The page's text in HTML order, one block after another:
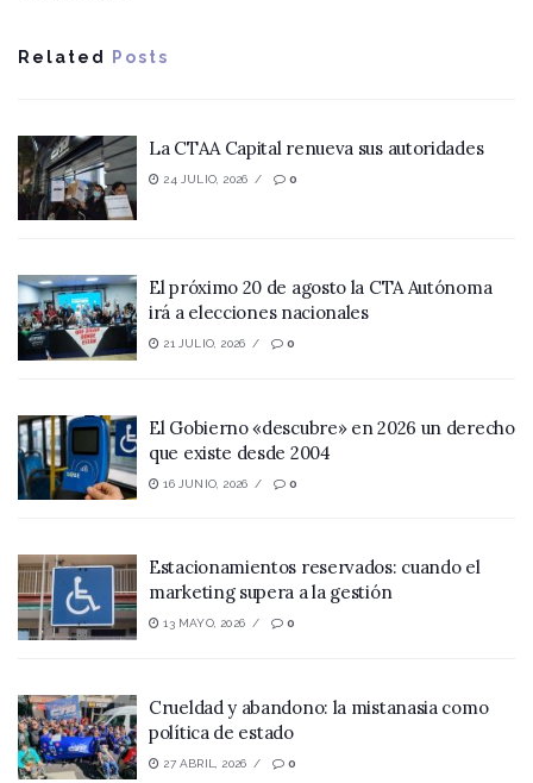
Related Posts
La CTAA Capital renueva sus autoridades
24 JULIO, 2026 0
El próximo 20 de agosto la CTA Autónoma
irá a elecciones nacionales
21 JULIO, 2026 0
El Gobierno «descubre» en 2026 un derecho
que existe desde 2004
16 JUNIO, 2026 0
Estacionamientos reservados: cuando el
marketing supera a la gestión
13 MAYO, 2026 0
Crueldad y abandono: la mistanasia como
política de estado
27 ABRIL, 2026 0